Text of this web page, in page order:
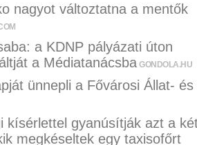
nagyot változtatna a mentők
a KDNP pályázati úton
a Médiatanácsba GONDOLA.HU
ünnepli a Fővárosi Állat- és
kísérlettel gyanúsítják azt a
megkéseltek egy taxisofőrt